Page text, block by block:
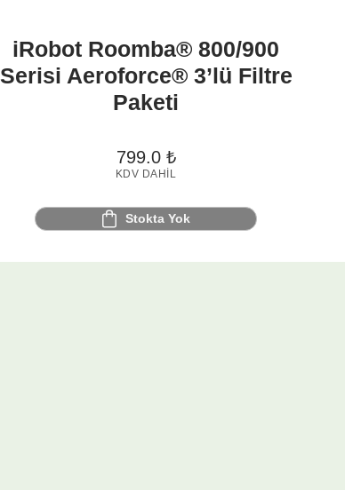
iRobot Roomba® 800/900
Serisi Aeroforce® 3’lü Filtre
Paketi
799.0 ₺
KDV DAHIL
Stokta Yok